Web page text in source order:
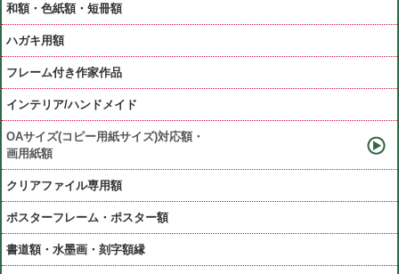
和額・色紙額・短冊額
ハガキ用額
フレーム付き作家作品
インテリア/ハンドメイド
OAサイズ(コピー用紙サイズ)対応額・
画用紙額
クリアファイル専用額
ポスターフレーム・ポスター額
書道額・水墨画・刻字額縁